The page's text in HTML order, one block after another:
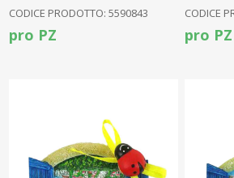
CODICE PRODOTTO: 5590843
pro PZ
CODICE
pro PZ